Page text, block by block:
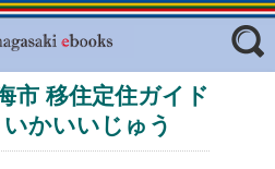
フリーワード
市 移住定住ガイド
かいいじゅう
ト
ットギャ